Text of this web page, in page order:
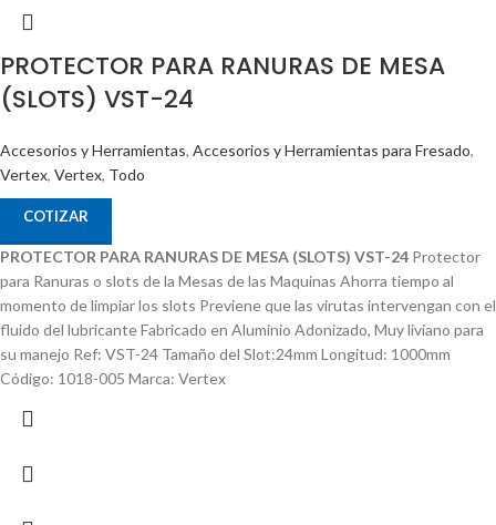
PROTECTOR PARA RANURAS DE MESA
(SLOTS) VST-24
Accesorios y Herramientas, Accesorios y Herramientas para Fresado,
Vertex, Vertex, Todo
COTIZAR
PROTECTOR PARA RANURAS DE MESA (SLOTS) VST-24 Protector
para Ranuras o slots de la Mesas de las Maquinas Ahorra tiempo al
momento de limpiar los slots Previene que las virutas intervengan con el
fluido del lubricante Fabricado en Aluminio Adonizado, Muy liviano para
su manejo Ref: VST-24 Tamaño del Slot:24mm Longitud: 1000mm
Código: 1018-005 Marca: Vertex